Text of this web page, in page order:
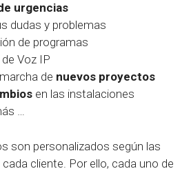
urgencias
dudas y problemas
de programas
de Voz IP
de nuevos proyectos
en las instalaciones
…
son personalizados según las
cliente. Por ello, cada uno de